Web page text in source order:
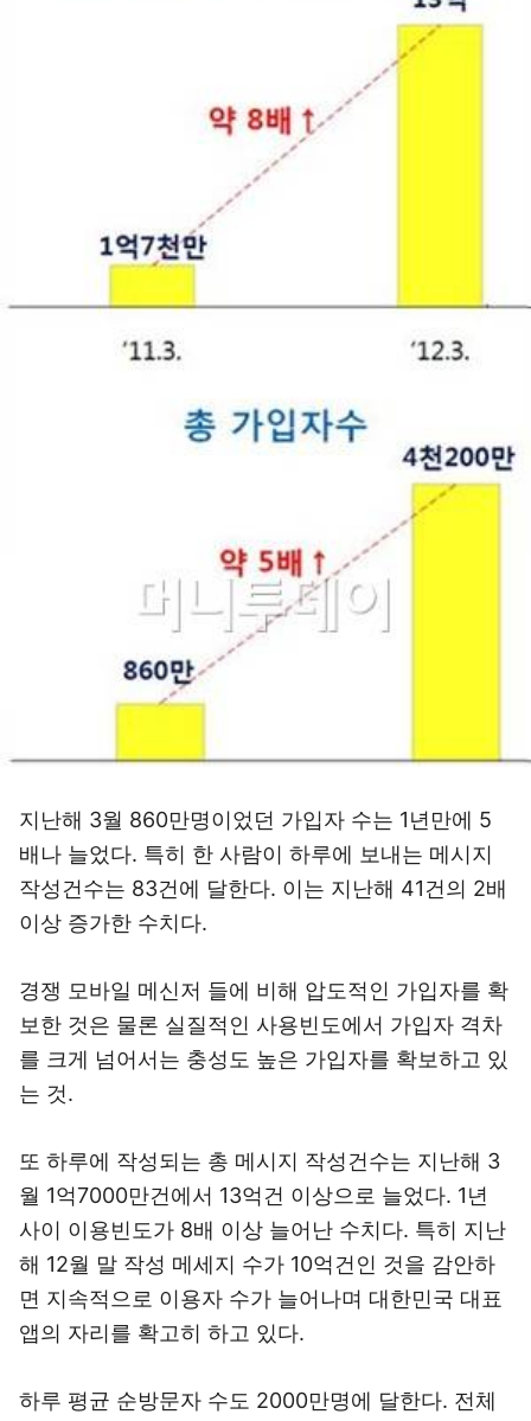
지난해 3월 860만명이었던 가입자 수는 1년만에 5
배나 늘었다. 특히 한 사람이 하루에 보내는 메시지
작성건수는 83건에 달한다. 이는 지난해 41건의 2배
이상 증가한 수치다.
경쟁 모바일 메신저 들에 비해 압도적인 가입자를 확
보한 것은 물론 실질적인 사용빈도에서 가입자 격차
를 크게 넘어서는 충성도 높은 가입자를 확보하고 있
는 것.
또 하루에 작성되는 총 메시지 작성건수는 지난해 3
월 1억7000만건에서 13억건 이상으로 늘었다. 1년
사이 이용빈도가 8배 이상 늘어난 수치다. 특히 지난
해 12월 말 작성 메세지 수가 10억건인 것을 감안하
면 지속적으로 이용자 수가 늘어나며 대한민국 대표
앱의 자리를 확고히 하고 있다.
하루 평균 순방문자 수도 2000만명에 달한다. 전체